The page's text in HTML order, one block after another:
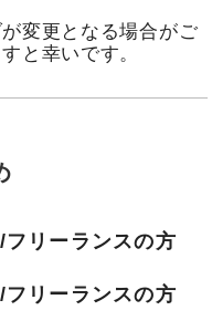
変更となる場合がご
と幸いです。
リーランスの方
リーランスの方